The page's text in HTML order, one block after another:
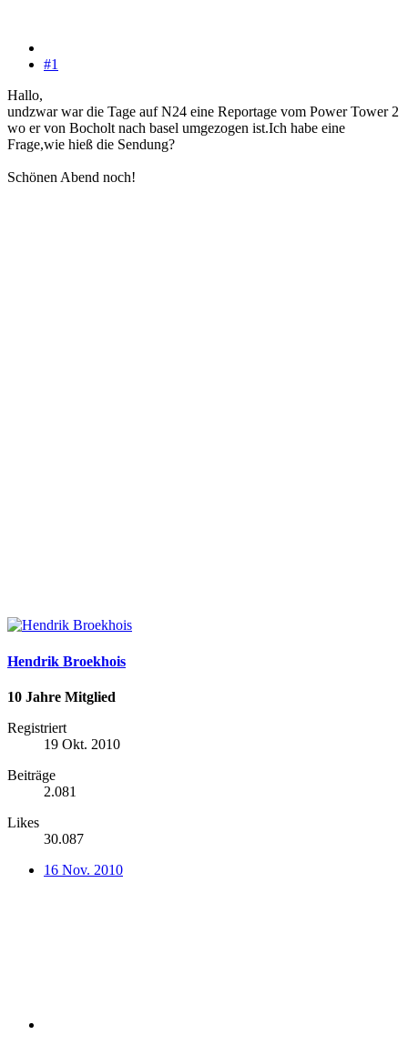
#1
Hallo,
undzwar war die Tage auf N24 eine Reportage vom Power Tower 2
wo er von Bocholt nach basel umgezogen ist.Ich habe eine
Frage,wie hieß die Sendung?
Schönen Abend noch!
Hendrik Broekhois
10 Jahre Mitglied
Registriert
19 Okt. 2010
Beiträge
2.081
Likes
30.087
16 Nov. 2010